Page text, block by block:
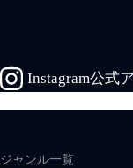
Instagram公式
ジャンル一覧